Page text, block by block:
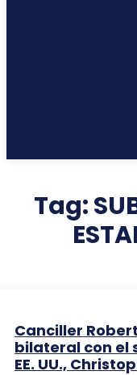
Tag:
Canciller
bilateral con el
EE. UU.,